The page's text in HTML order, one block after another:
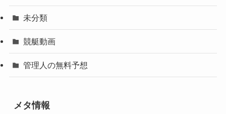
未分類
競艇動画
管理人の無料予想
メタ情報